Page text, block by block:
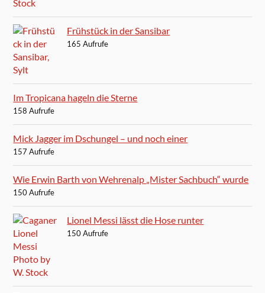
Frühstück in der Sansibar
165 Aufrufe
Im Tropicana hageln die Sterne
158 Aufrufe
Mick Jagger im Dschungel – und noch einer
157 Aufrufe
Wie Erwin Barth von Wehrenalp „Mister Sachbuch“ wurde
150 Aufrufe
Lionel Messi lässt die Hose runter
150 Aufrufe